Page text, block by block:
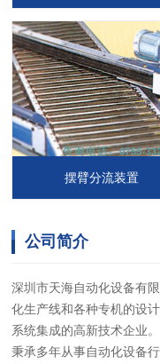
摆臂分流装置
公司简介
深圳市天海自动化设备有
化生产线和各种专机的设
系统集成的高新技术企业。
秉承多年从事自动化设备